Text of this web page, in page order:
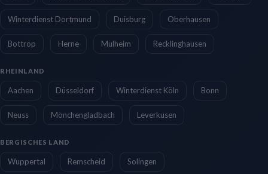
Winterdienst Dortmund Duisburg Oberhausen
Bottrop Herne Mülheim Recklinghausen
RHEINLAND
Aachen Düsseldorf Winterdienst Köln Bonn
Neuss Mönchengladbach Leverkusen
BERGISCHES LAND
Wuppertal Remscheid Solingen